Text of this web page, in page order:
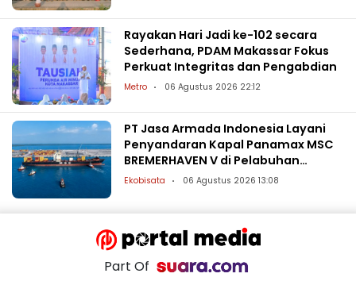
Rayakan Hari Jadi ke-102 secara
Sederhana, PDAM Makassar Fokus
Perkuat Integritas dan Pengabdian
Metro 06 Agustus 2026 22:12
PT Jasa Armada Indonesia Layani
Penyandaran Kapal Panamax MSC
BREMERHAVEN V di Pelabuhan
Patimban
Ekobisata 06 Agustus 2026 13:08
Part Of